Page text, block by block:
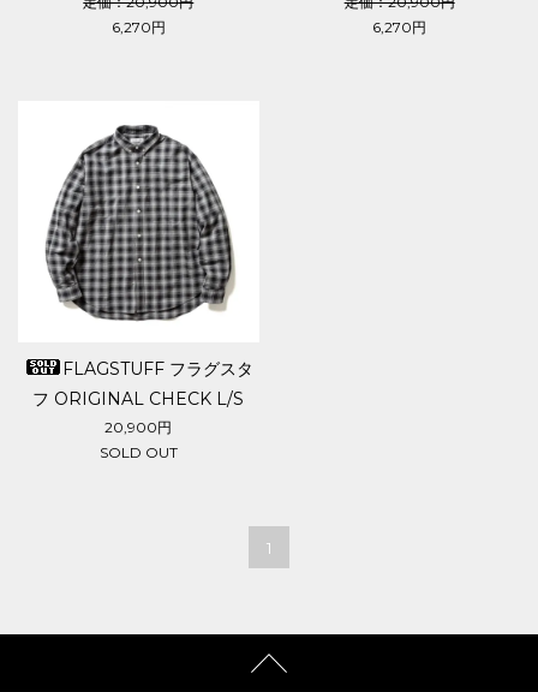
6,270円
6,270円
FLAGSTUFF フラグスタ
フ ORIGINAL CHECK L/S
SHIRTS
20,900円
SOLD OUT
1